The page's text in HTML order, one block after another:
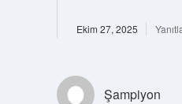
Ekim 27, 2025
Şampiyon